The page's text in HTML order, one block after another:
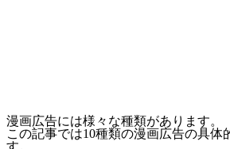
漫画広告には様々な種類があります。
この記事では10種類の漫画広告の具体
す。